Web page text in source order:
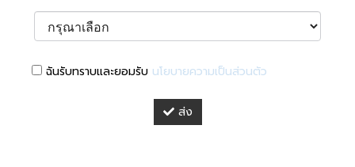
ฉันรับทราบและยอมรับ นโยบายความเป็นส่วนตัว
ส่ง